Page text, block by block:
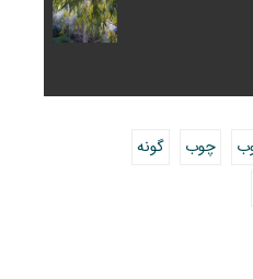
چوب
گونه